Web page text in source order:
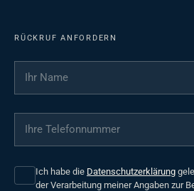
RÜCKRUF ANFORDERN
Ihr Name
Ihre Telefonnummer
Ich habe die Datenschutzerklärung
der Verarbeitung meiner Angaben zur